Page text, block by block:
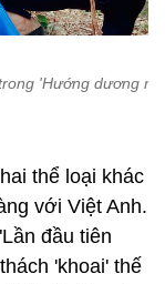
'Hướng dương
thể loại khác
với Việt Anh.
đầu tiên
'khoai' thế